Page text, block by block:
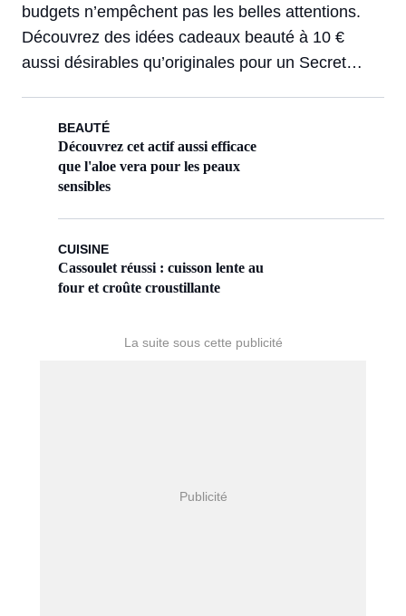
budgets n’empêchent pas les belles attentions.
Découvrez des idées cadeaux beauté à 10 €
aussi désirables qu’originales pour un Secret
BEAUTÉ
Découvrez cet actif aussi efficace
que l'aloe vera pour les peaux
sensibles
CUISINE
Cassoulet réussi : cuisson lente au
four et croûte croustillante